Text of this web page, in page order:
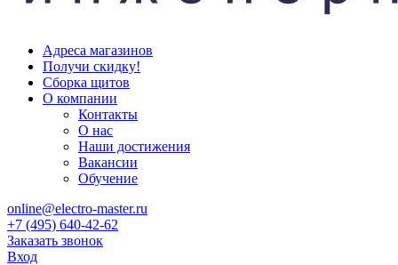
Адреса магазинов
Получи скидку!
Сборка щитов
О компании
Контакты
О нас
Наши достижения
Вакансии
Обучение
online@electro-master.ru
+7 (495) 640-42-62
Заказать звонок
Вход